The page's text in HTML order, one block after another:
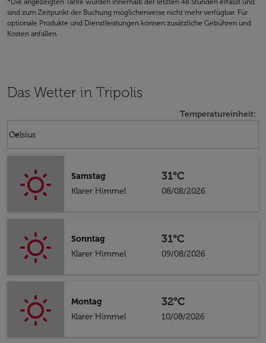
*Die angezeigten Tarife wurden innerhalb der letzten 48 Stunden erfasst und
sind zum Zeitpunkt der Buchung möglicherweise nicht mehr verfügbar. Für
optionale Produkte und Dienstleistungen können zusätzliche Gebühren und
Kosten anfallen.
Das Wetter in Tripolis
Temperatureinheit:
Celsius
keyboard_arrow_down
Samstag
Klarer Himmel
31°C
08/08/2026
Sonntag
Klarer Himmel
31°C
09/08/2026
Montag
Klarer Himmel
32°C
10/08/2026